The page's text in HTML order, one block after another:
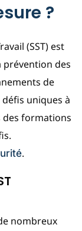
?
(SST) est
prévention des
de
uniques à
des formations
.
nombreux